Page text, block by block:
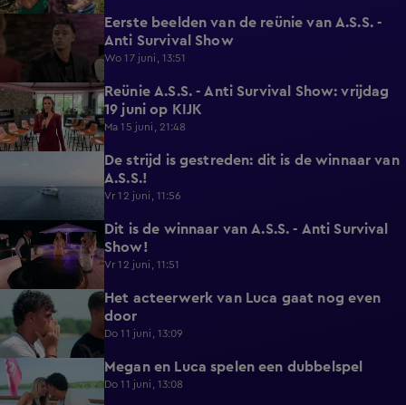
Eerste beelden van de reünie van A.S.S. -
Anti Survival Show
Wo 17 juni, 13:51
0:16
Reünie A.S.S. - Anti Survival Show: vrijdag
19 juni op KIJK
Ma 15 juni, 21:48
De strijd is gestreden: dit is de winnaar van
A.S.S.!
Vr 12 juni, 11:56
1:18
Dit is de winnaar van A.S.S. - Anti Survival
Show!
Vr 12 juni, 11:51
1:04
Het acteerwerk van Luca gaat nog even
door
Do 11 juni, 13:09
1:06 Megan en Luca spelen een dubbelspel
Do 11 juni, 13:08